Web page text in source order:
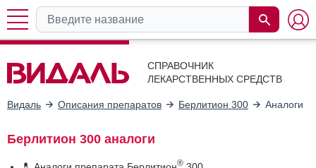
СПРАВОЧНИК
ЛЕКАРСТВЕННЫХ СРЕДСТВ
Видаль Описания препаратов Берлитион 300 Аналоги
Берлитион 300 аналоги
®